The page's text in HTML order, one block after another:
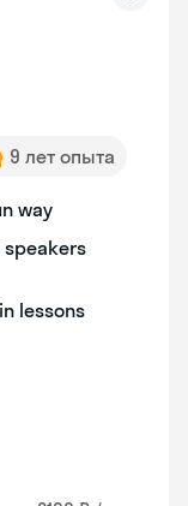
9 лет опыта
way
speakers
lessons